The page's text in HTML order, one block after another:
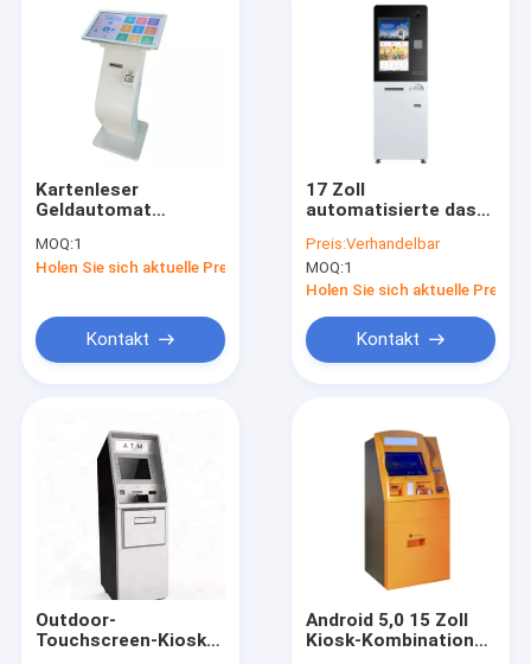
Produkte
Über uns
Werksbesichtigung
Qualitätskontrolle
Kartenleser
Geldautomat
Geldautomat
Bargeldeinzahlungsautomat
MOQ:1
Holen Sie sich aktuelle Preis
Kontakt
17 Zoll
automatisierte das
von Maschinen-
Geldumtausch-ATM-
Maschine
Preis:Verhandelbar
MOQ:1
Holen Sie sich aktuelle Preis
Kontakt
Outdoor-
Touchscreen-Kiosk
Android 5,0 15 Zoll
Kiosk-Kombinations-